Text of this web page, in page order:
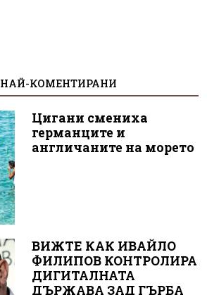
НАЙ-КОМЕНТИРАНИ
Цигани смениха
германците и
англичаните на морето
ВИЖТЕ КАК ИВАЙЛО
ФИЛИПОВ КОНТРОЛИРА
ДИГИТАЛНАТА
ДЪРЖАВА ЗАД ГЪРБА